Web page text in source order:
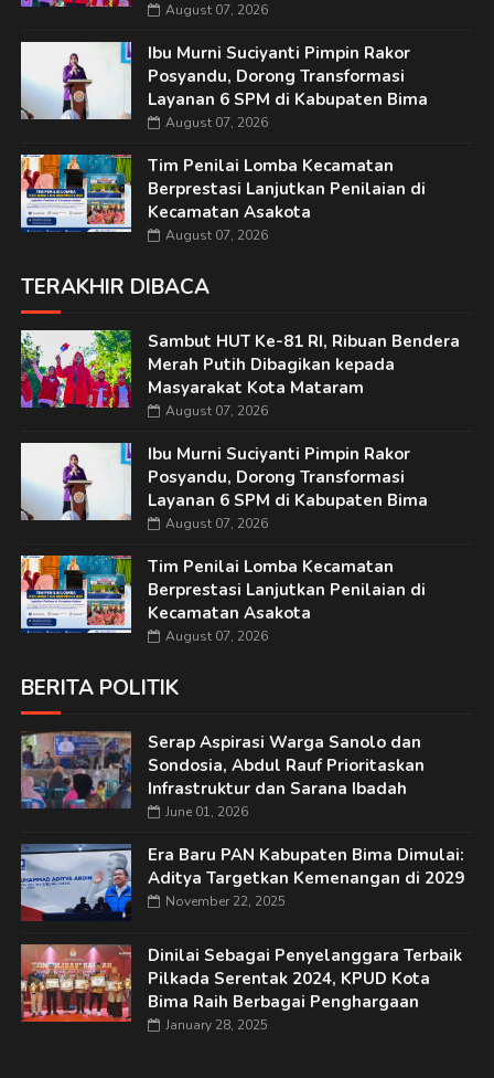
August 07, 2026
Ibu Murni Suciyanti Pimpin Rakor
Posyandu, Dorong Transformasi
Layanan 6 SPM di Kabupaten Bima
August 07, 2026
Tim Penilai Lomba Kecamatan
Berprestasi Lanjutkan Penilaian di
Kecamatan Asakota
August 07, 2026
TERAKHIR DIBACA
Sambut HUT Ke-81 RI, Ribuan Bendera
Merah Putih Dibagikan kepada
Masyarakat Kota Mataram
August 07, 2026
Ibu Murni Suciyanti Pimpin Rakor
Posyandu, Dorong Transformasi
Layanan 6 SPM di Kabupaten Bima
August 07, 2026
Tim Penilai Lomba Kecamatan
Berprestasi Lanjutkan Penilaian di
Kecamatan Asakota
August 07, 2026
BERITA POLITIK
Serap Aspirasi Warga Sanolo dan
Sondosia, Abdul Rauf Prioritaskan
Infrastruktur dan Sarana Ibadah
June 01, 2026
Era Baru PAN Kabupaten Bima Dimulai:
Aditya Targetkan Kemenangan di 2029
November 22, 2025
Dinilai Sebagai Penyelanggara Terbaik
Pilkada Serentak 2024, KPUD Kota
Bima Raih Berbagai Penghargaan
January 28, 2025